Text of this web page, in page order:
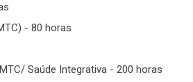
- 80 horas
Saúde Integrativa - 200 horas